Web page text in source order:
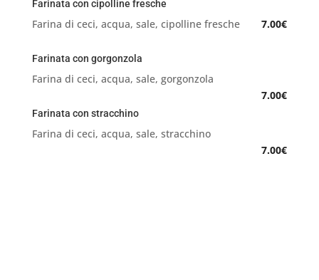
Farinata con cipolline fresche
Farina di ceci, acqua, sale, cipolline fresche 7.00€
Farinata con gorgonzola
Farina di ceci, acqua, sale, gorgonzola
7.00€
Farinata con stracchino
Farina di ceci, acqua, sale, stracchino
7.00€